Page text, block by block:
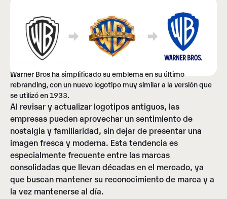
Warner Bros ha simplificado su emblema en su último
rebranding, con un nuevo logotipo muy similar a la versión que
se utilizó en 1933.
Al revisar y actualizar logotipos antiguos, las
empresas pueden aprovechar un sentimiento de
nostalgia y familiaridad, sin dejar de presentar una
imagen fresca y moderna. Esta tendencia es
especialmente frecuente entre las marcas
consolidadas que llevan décadas en el mercado, ya
que buscan mantener su reconocimiento de marca y a
la vez mantenerse al día.